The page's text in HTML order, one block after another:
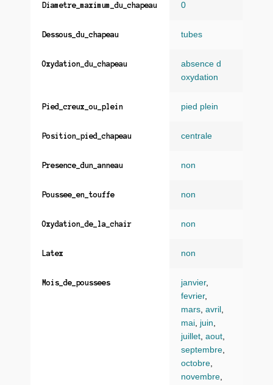
Diametre_maximum_du_chapeau 0
Dessous_du_chapeau tubes
Oxydation_du_chapeau
absence d
oxydation
Pied_creux_ou_plein pied plein
Position_pied_chapeau centrale
Presence_dun_anneau non
Poussee_en_touffe non
Oxydation_de_la_chair non
Latex non
Mois_de_poussees janvier,
fevrier,
mars, avril ,
mai, juin,
juillet, aout,
septembre,
octobre,
novembre,